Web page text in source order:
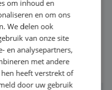
of
je klaar voor de
reis je de hele
in op de
en wat er in de
enthousiasme weet je
om inhoud en
en om ons
We delen ook
van onze site
en analysepartners,
met andere
heeft verstrekt of
door uw gebruik